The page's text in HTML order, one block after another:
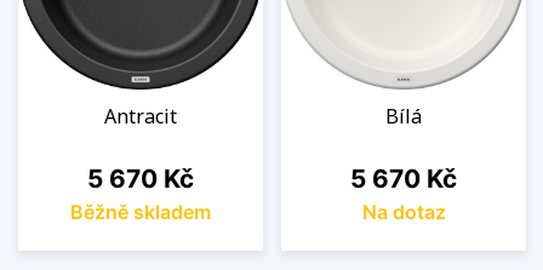
Antracit
Cena
5 670 Kč
Běžně skladem
Bílá
Cena
5 670 Kč
Na dotaz